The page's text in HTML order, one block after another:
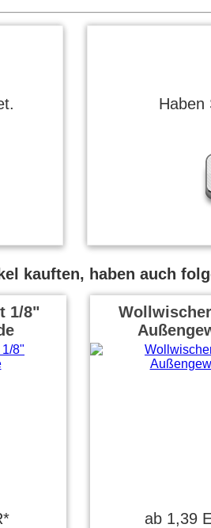
Haben
kauften, haben auch
1/8"
ab 1,39